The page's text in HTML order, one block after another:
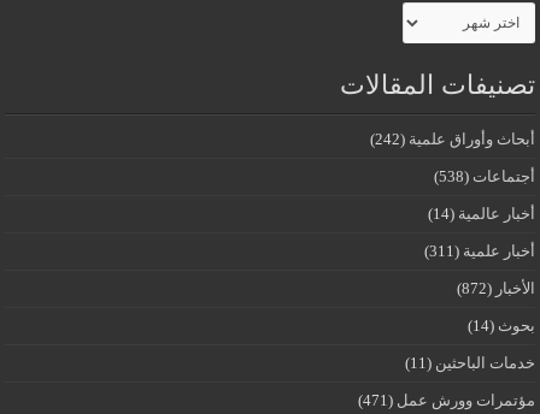
الأرشيف
تصنيفات المقالات
أبحاث وأوراق علمية (242)
أجتماعات (538)
أخبار عالمية (14)
أخبار علمية (311)
الأخبار (872)
بحوث (14)
خدمات الباحثين (11)
مؤتمرات وورش عمل (471)